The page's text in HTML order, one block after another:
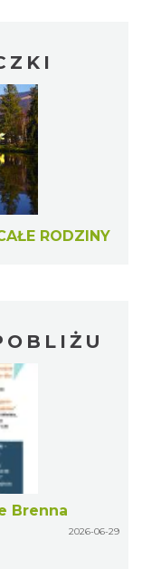
RODZINY
Brenna
2026-06-29